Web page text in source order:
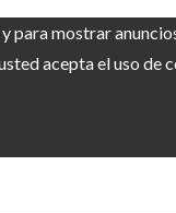
mostrar
acepta el uso